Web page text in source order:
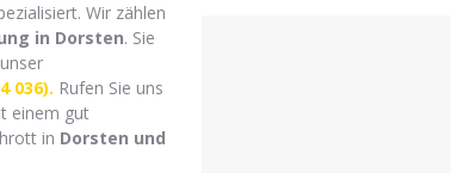
Wir zählen
in Dorsten. Sie
036). Rufen Sie uns
einem gut
in Dorsten und